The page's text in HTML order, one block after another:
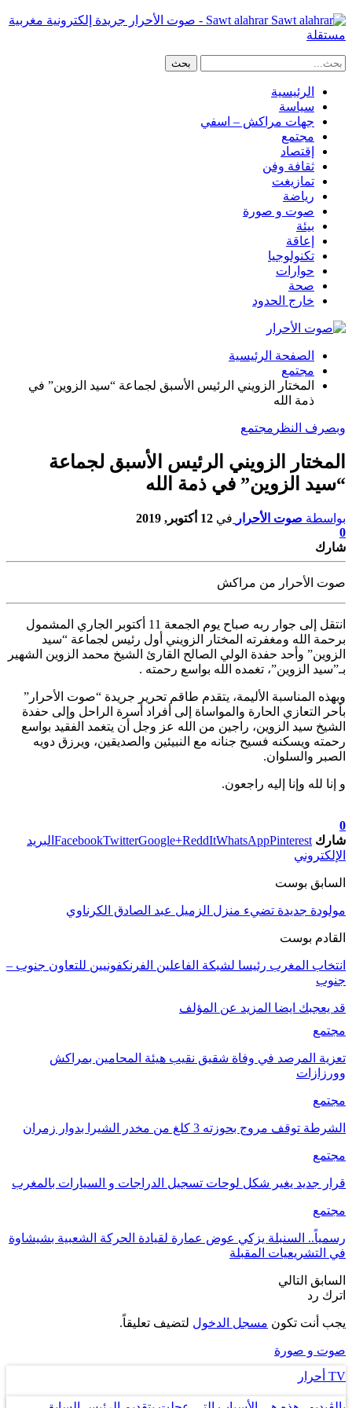
Sawt alahrar - صوت الأحرار جريدة إلكترونية مغربية
مستقلة
الرئيسية
سياسة
جهات مراكش – اسفي
مجتمع
إقتصاد
ثقافة وفن
تمازيغت
رياضة
صوت و صورة
بيئة
إعاقة
تكنولوجيا
حوارات
صحة
خارج الحدود
الصفحة الرئيسية
مجتمع
المختار الزويني الرئيس الأسبق لجماعة “سيد الزوين” في
ذمة الله
وبصرف النظر مجتمع
المختار الزويني الرئيس الأسبق لجماعة
“سيد الزوين” في ذمة الله
بواسطة صوت الأحرار في 12 أكتوبر, 2019
0
شارك
صوت الأحرار من مراكش
انتقل إلى جوار ربه صباح يوم الجمعة 11 أكتوبر الجاري المشمول
برحمة الله ومغفرته المختار الزويني أول رئيس لجماعة “سيد
الزوين” وأحد حفدة الولي الصالح القارئ الشيخ محمد الزوين الشهير
بـ”سيد الزوين”، تغمده الله بواسع رحمته .
وبهذه المناسبة الأليمة، يتقدم طاقم تحرير جريدة “صوت الأحرار”
بأحر التعازي الحارة والمواساة إلى أفراد أسرة الراحل وإلى حفدة
الشيخ سيد الزوين، راجين من الله عز وجل أن يتغمد الفقيد بواسع
رحمته ويسكنه فسيح جنانه مع النبيئين والصديقين، ويرزق دويه
الصبر والسلوان.
و إنا لله وإنا إليه راجعون.
0
شارك
FacebookTwitterGoogle+ReddItWhatsAppPinterest
البريد
الإلكتروني
السابق بوست
مولودة جديدة تضيء منزل الزميل عبد الصادق الكرناوي
القادم بوست
انتخاب المغرب رئيسا لشبكة الفاعلين الفرنكفونيين للتعاون جنوب –
جنوب
قد يعجبك ايضا المزيد عن المؤلف
مجتمع
تعزية المرصد في وفاة شقيق نقيب هيئة المحامين بمراكش
وورزازات
مجتمع
الشرطة توقف مروج بحوزته 3 كلغ من مخدر الشيرا بدوار زمران
مجتمع
قرار جديد يغير شكل لوحات تسجيل الدراجات و السيارات بالمغرب
مجتمع
رسمياً.. السنبلة يزكي عوض عمارة لقيادة الحركة الشعبية بشيشاوة
في التشريعيات المقبلة
السابق التالي
اترك رد
يجب أنت تكون مسجل الدخول لتضيف تعليقاً.
صوت و صورة
TV أحرار